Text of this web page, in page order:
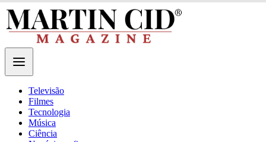
Televisão
Filmes
Tecnologia
Música
Ciência